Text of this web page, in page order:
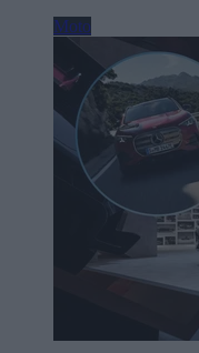
Moto